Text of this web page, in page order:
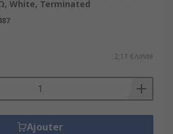
White, Terminated
2,11 €/unité
Ajouter